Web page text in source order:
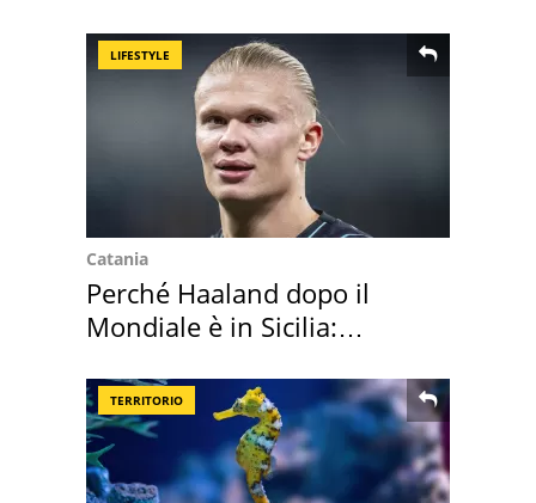
LIFESTYLE
Catania
Perché Haaland dopo il
Mondiale è in Sicilia:
TERRITORIO